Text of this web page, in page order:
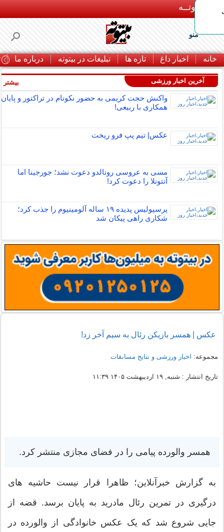
بـیتوتــه
منو
خانه اخبار داغ تازه ها تبلیغات در بیتوته درباره ما
آخرین اخبار ورزشی
واکنش حجت کریمی به حضور نکونام در تراکتور و پایان
همکاری با ربیعی!
عکس| تیم پپ فرو ریخت
مسی به عروسی رونالدو دعوت نشد؛ جورجینا اما
آنتونلا را دعوت کرد!
پرسپولیس پدیده ۱۹ ساله آلومینیوم را جذب کرد؛
شکاری راهی پیکان شد
بیشتر
عکس | همسر بازیکن رئال به سیم آخر زد!
مجموعه: اخبار ورزشی و نتایج مسابقات
تاریخ انتشار : شنبه, ۱۹ اردیبهشت ۱۴۰۵ ۱۱:۳۹
همسر والورده پیامی را در فضای مجازی منتشر کرد.
به گزارش خبرآنلاین؛ ظاهرا قرار نیست حاشیه های
درگیری در تمرین رئال مادرید به پایان برسد. قضه از
جایی شروع شد که یک عکس خانوادگی از والورده در